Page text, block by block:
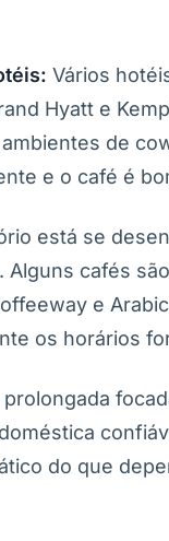
Vários
Hyatt e
de
e o café é
está se
cafés
e
os horários
do que